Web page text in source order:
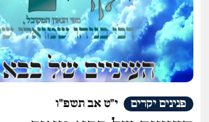
י"ט אב תשפ"ו פנינים יקרים